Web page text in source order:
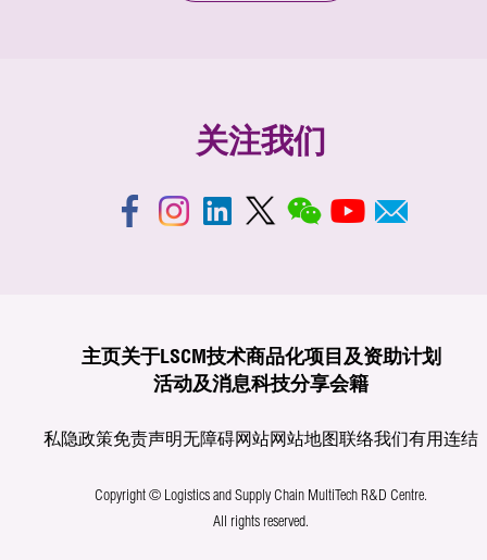
关注我们
主页关于LSCM技术商品化项目及资助计划
活动及消息科技分享会籍
私隐政策免责声明无障碍网站网站地图联络我们有用连结
Copyright © Logistics and Supply Chain MultiTech R&D Centre.
All rights reserved.